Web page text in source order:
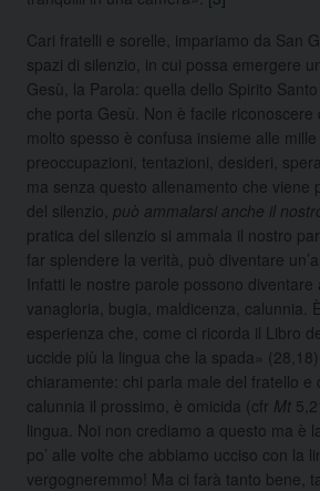
Cari fratelli e sorelle, impariamo da San
spazi di silenzio, in cui possa emergere
Gesù, la Parola: quella dello Spirito
che porta Gesù. Non è facile riconoscere
molto spesso è confusa insieme alle
preoccupazioni, tentazioni, desideri,
ma senza questo allenamento che viene
del silenzio, può ammalarsi anche il
pratica del silenzio si ammala il nostro
far splendere la verità, può diventare
Infatti le nostre parole possono diventare
vanagloria, bugia, maldicenza, calunnia.
esperienza che, come ci ricorda il Libro
uccide più la lingua che la spada»
chiaramente: chi parla male del fratello e
calunnia il prossimo, è omicida (cfr Mt
lingua. Noi non crediamo a questo ma è
po’ alle volte che abbiamo ucciso con la
vergogneremmo! Ma ci farà tanto bene,